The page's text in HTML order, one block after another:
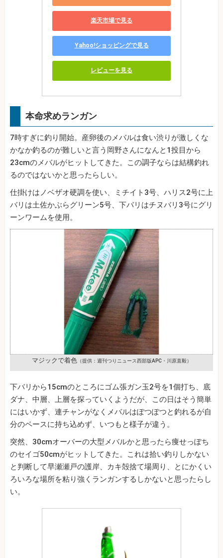
楽天市場で見る
Yahoo!ショッピングで見る
レビューを見る
本命求めランガン
7時すぎに釣り開始。産卵後のメバルは食い渋りが激しくな
かなか釣るのが難しいと言う岡野さんになんと1投目から
23cmのメバルがヒットしてきた。この調子ならは結構釣れ
るのではないかと思ったらしい。
仕掛けはノベザオ硬調を使い、ミチイト3号、ハリス2号に上
バリは土佐かぶらグリーン5号、下バリはチヌバリ3号にグリ
ーンワームを使用。
マジックで着色（提供：週刊つりニュース西部版APC・川原直毅）
下バリから15cmのところにゴム張ガン玉2号を1個打ち、底
ダナ、中層、上層を探っていくようだが、この日はそう簡単
にはいかず、連チャンがなくメバルはぽつぽつと釣れるが自
分のペースに持ち込めず、いつもと様子が違う。
突然、30cmオーバーの大型メバルかと思ったら痩せっぽち
のセイゴ50cmがヒットしてきた。これは拾い釣りしかない
と判断して早瀬瀬戸の護岸、カキ殻捨て場周り、とにかくい
ろいろな場所を粘り強くランガンするしかないと思ったらし
い。